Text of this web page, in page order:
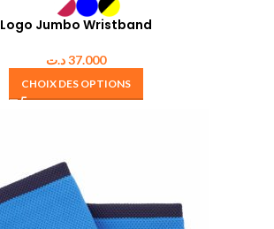
Logo Jumbo Wristband
37.000د.ت
CHOIX DES OPTIONS